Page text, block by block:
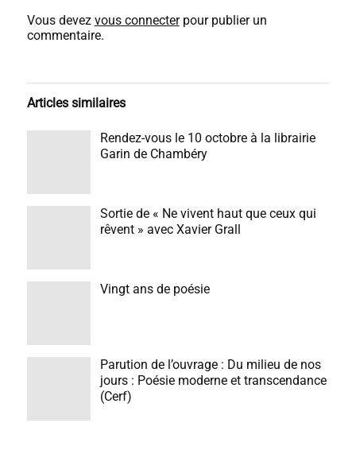
Vous devez vous connecterpour publier un
commentaire.
Articles similaires
Rendez-vous le 10 octobre à la librairie
Garin de Chambéry
Sortie de « Ne vivent haut que ceux qui
rêvent » avec Xavier Grall
Vingt ans de poésie
Parution de l’ouvrage : Du milieu de nos
jours : Poésie moderne et transcendance
(Cerf)